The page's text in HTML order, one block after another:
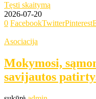
Tęsti skaitymą
2026-07-20
0 FacebookTwitterPinterest
Asociacija
Mokymosi,
savijautos